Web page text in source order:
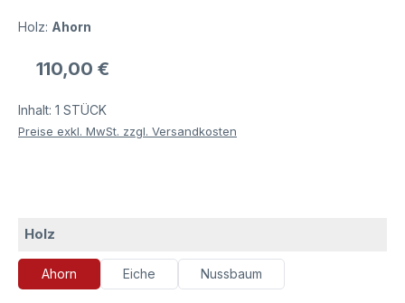
Holz: Ahorn
Regulärer Preis:
110,00 €
Inhalt: 1 STÜCK
Preise exkl. MwSt. zzgl. Versandkosten
Holz
Ahorn Eiche Nussbaum